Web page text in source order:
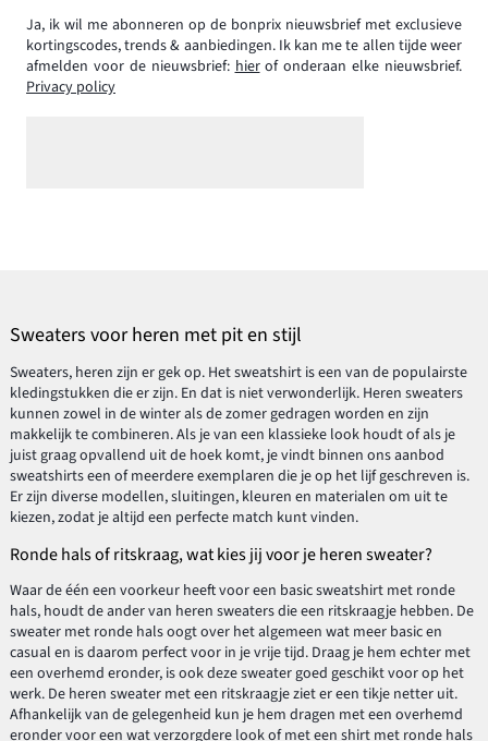
Ja, ik wil me abonneren op de bonprix nieuwsbrief met exclusieve
kortingscodes, trends & aanbiedingen. Ik kan me te allen tijde weer
afmelden voor de nieuwsbrief: hierof onderaan elke nieuwsbrief.
Privacy policy
Sweaters voor heren met pit en stijl
Sweaters, heren zijn er gek op. Het sweatshirt is een van de populairste
kledingstukken die er zijn. En dat is niet verwonderlijk. Heren sweaters
kunnen zowel in de winter als de zomer gedragen worden en zijn
makkelijk te combineren. Als je van een klassieke look houdt of als je
juist graag opvallend uit de hoek komt, je vindt binnen ons aanbod
sweatshirts een of meerdere exemplaren die je op het lijf geschreven is.
Er zijn diverse modellen, sluitingen, kleuren en materialen om uit te
kiezen, zodat je altijd een perfecte match kunt vinden.
Ronde hals of ritskraag, wat kies jij voor je heren sweater?
Waar de één een voorkeur heeft voor een basic sweatshirt met ronde
hals, houdt de ander van heren sweaters die een ritskraagje hebben. De
sweater met ronde hals oogt over het algemeen wat meer basic en
casual en is daarom perfect voor in je vrije tijd. Draag je hem echter met
een overhemd eronder, is ook deze sweater goed geschikt voor op het
werk. De heren sweater met een ritskraagje ziet er een tikje netter uit.
Afhankelijk van de gelegenheid kun je hem dragen met een overhemd
eronder voor een wat verzorgdere look of met een shirt met ronde hals